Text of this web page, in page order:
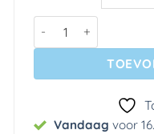
Vandaag voor